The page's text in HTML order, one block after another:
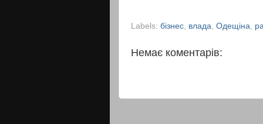
Labels: бізнес, влада, Одещіна,
Немає коментарів: